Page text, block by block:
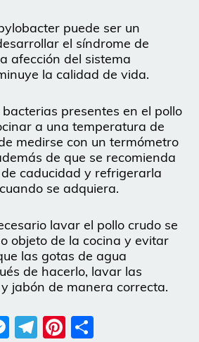
puede ser un
el síndrome de
afección del sistema
la calidad de vida.
presentes en el pollo
a una temperatura de
medirse con un termómetro
de que se recomienda
caducidad y refrigerarla
se adquiera.
lavar el pollo crudo se
objeto de la cocina y evitar
las gotas de agua
de hacerlo, lavar las
jabón de manera correcta.
Messenger
Telegram
Pinterest